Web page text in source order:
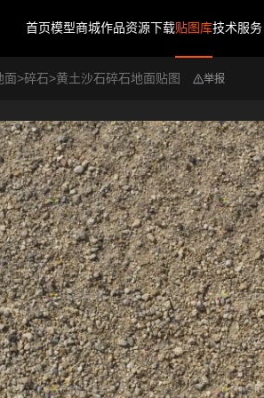
首页模型商城作品资源下载贴图库技术服务
面>碎石>黄土沙石碎石地面贴图 举报